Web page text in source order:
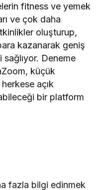
fitness ve yemek
ve çok daha
oluşturup,
kazanarak geniş
Deneme
küçük
açık
bir platform
fazla bilgi edinmek